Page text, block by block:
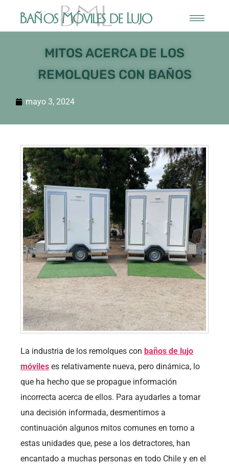
MITOS ACERCA DE LOS
REMOLQUES CON BAÑOS
mayo 3, 2024
La industria de los remolques con baños de lujo
móviles es relativamente nueva, pero dinámica, lo
que ha hecho que se propague información
incorrecta acerca de ellos. Para ayudarles a tomar
una decisión informada, desmentimos a
continuación algunos mitos comunes en torno a
estas unidades que, pese a los detractores, han
encantado a muchas personas en todo Chile y en el